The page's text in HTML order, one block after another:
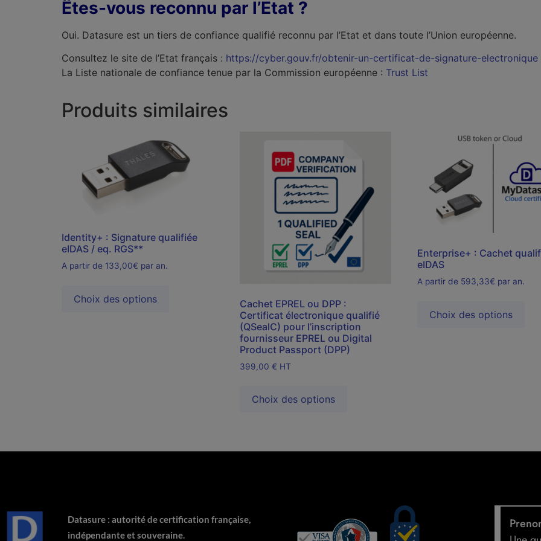
Êtes-vous reconnu par l’Etat ?
Oui. Datasure est un tiers de confiance qualifié reconnu par l’Etat et dans toute l’Union européenne.
Consultez le site de l’Etat français : https://cyber.gouv.fr/obtenir-un-certificat-de-signature-electronique
La Liste nationale de confiance tenue par la Commission européenne : Trust List
Produits similaires
Identity+ : Signature qualifiée
eIDAS / eq. RGS**
A partir de 133,00€ par an.
Choix des options
Cachet EPREL ou DPP :
Certificat électronique qualifié
(QSealC) pour l’inscription
fournisseur EPREL ou Digital
Product Passport (DPP)
399,00 € HT
Choix des options
Enterprise+ : Cachet
eIDAS
A partir de 593,33€ par an.
Choix des options
Datasure : autorité de certification française,
indépendante et souveraine.